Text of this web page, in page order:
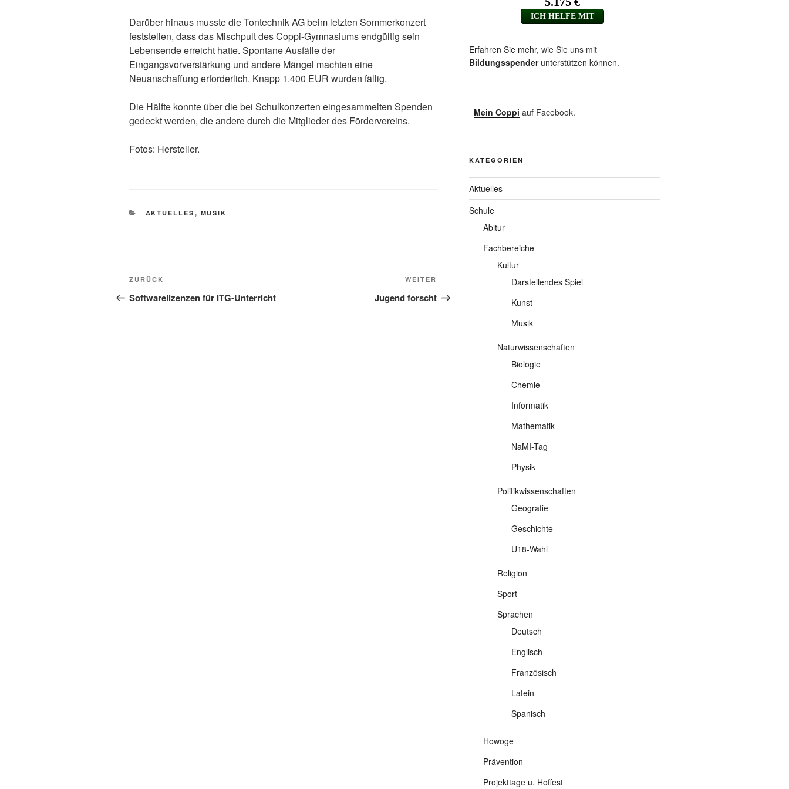
Darüber hinaus musste die Tontechnik AG beim letzten Sommerkonzert
feststellen, dass das Mischpult des Coppi-Gymnasiums endgültig sein
Lebensende erreicht hatte. Spontane Ausfälle der
Eingangsvorverstärkung und andere Mängel machten eine
Neuanschaffung erforderlich. Knapp 1.400 EUR wurden fällig.
Die Hälfte konnte über die bei Schulkonzerten eingesammelten Spenden
gedeckt werden, die andere durch die Mitglieder des Fördervereins.
Fotos: Hersteller.
KATEGORIEN
AKTUELLES , MUSIK
Beitragsnavigation
Vorheriger
Beitrag
ZURÜCK
Softwarelizenzen für ITG-Unterricht
Beitrag
WEITER
Jugend forscht
Erfahren Sie mehr, wie Sie uns mit
Bildungsspenderunterstützen können.
Mein Coppi auf Facebook.
KATEGORIEN
Aktuelles
Schule
Abitur
Fachbereiche
Kultur
Darstellendes Spiel
Kunst
Musik
Naturwissenschaften
Biologie
Chemie
Informatik
Mathematik
NaMI-Tag
Physik
Politikwissenschaften
Geografie
Geschichte
U18-Wahl
Religion
Sport
Sprachen
Deutsch
Englisch
Französisch
Latein
Spanisch
Howoge
Prävention
Projekttage u. Hoffest